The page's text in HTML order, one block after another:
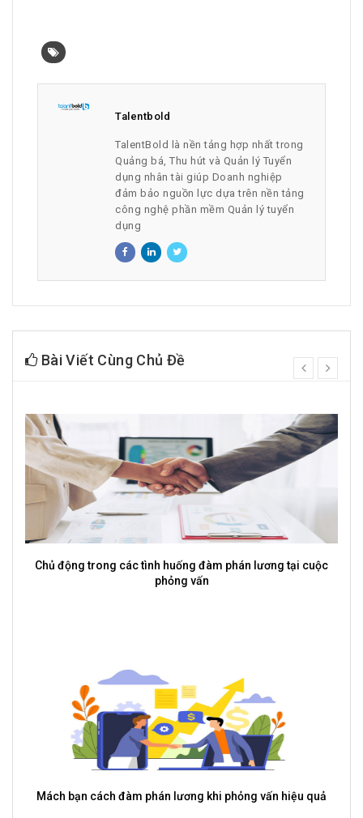
Talentbold
TalentBold là nền tảng hợp nhất trong
Quảng bá, Thu hút và Quản lý Tuyển
dụng nhân tài giúp Doanh nghiệp
đảm bảo nguồn lực dựa trên nền tảng
công nghệ phần mềm Quản lý tuyển
dụng
Bài Viết Cùng Chủ Đề
Deal Lương Sau 2 Tháng Thử Việc Thế Nào Để Hợp Lý Và Dễ
Chấp Nhận?
Nguyên Tắc Giúp Quản Lý Cấp Trung Giữ Chân Nhân Tài
prev